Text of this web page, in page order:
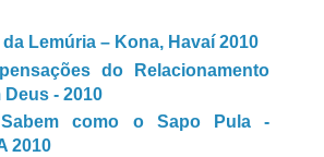
Lemúria – Kona, Havaí 2010
do Relacionamento
- 2010
como o Sapo Pula -
2010